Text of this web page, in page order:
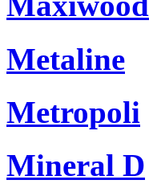
Metaline
Metropoli
Mineral D